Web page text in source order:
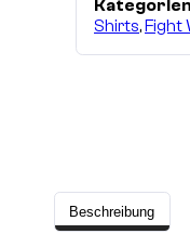
Shirts,Fight
Beschreibung